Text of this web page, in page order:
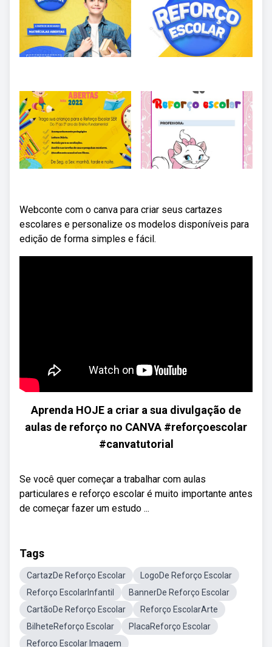
Webconte com o canva para criar seus cartazes
escolares e personalize os modelos disponíveis para
edição de forma simples e fácil.
Aprenda HOJE a criar a sua divulgação de
aulas de reforço no CANVA #reforçoescolar
#canvatutorial
Se você quer começar a trabalhar com aulas
particulares e reforço escolar é muito importante antes
de começar fazer um estudo ...
Tags
CartazDe Reforço Escolar
LogoDe Reforço Escolar
Reforço EscolarInfantil
BannerDe Reforço Escolar
CartãoDe Reforço Escolar
Reforço EscolarArte
BilheteReforço Escolar
PlacaReforço Escolar
Reforço Escolar Imagem